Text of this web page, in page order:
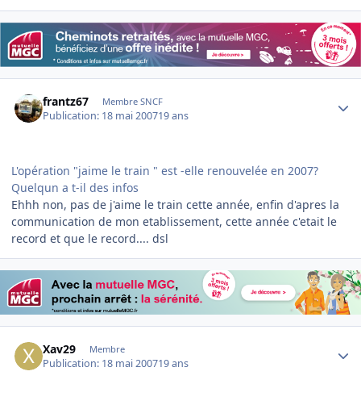
frantz67 Membre SNCF
Publication: 18 mai 200719 ans
L'opération "jaime le train " est -elle renouvelée en 2007?
Quelqun a t-il des infos
Ehhh non, pas de j'aime le train cette année, enfin d'apres la
communication de mon etablissement, cette année c'etait le
record et que le record.... dsl
Xav29 Membre
Publication: 18 mai 200719 ans